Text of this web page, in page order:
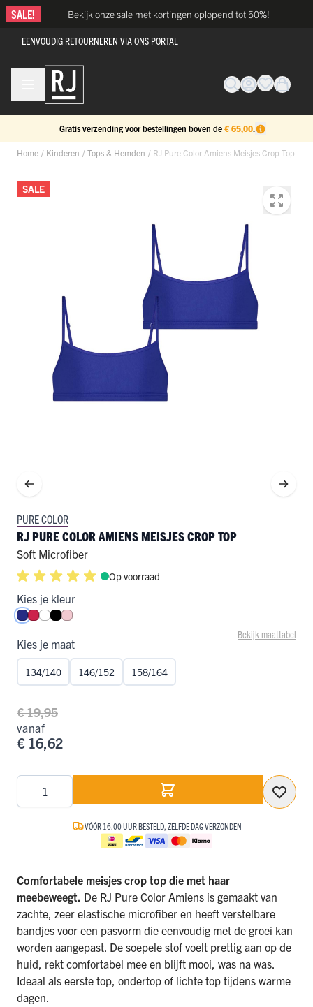
Ga naar de inhoud
SALE! Bekijk onze sale met kortingen oplopend tot 50%!
EENVOUDIG RETOURNEREN VIA ONS PORTAL
Gratis verzending voor bestellingen boven de € 65,00.
Home / Kinderen / Tops & Hemden / RJ Pure Color Amiens Meisjes Crop Top
SALE
PURE COLOR
RJ PURE COLOR AMIENS MEISJES CROP TOP
Soft Microfiber
Op voorraad
Kies je kleur
Royal Blue
Rood
WitZwartRoze
Bekijk maattabel
Kies je maat
134/140 146/152 158/164
€ 19,95
vanaf
€ 16,62
VÓÓR 16.00 UUR BESTELD, ZELFDE DAG VERZONDEN
Comfortabele meisjes crop top die met haar
meebeweegt. De RJ Pure Color Amiens is gemaakt van
zachte, zeer elastische microfiber en heeft verstelbare
bandjes voor een pasvorm die eenvoudig met de groei kan
worden aangepast. De soepele stof voelt prettig aan op de
huid, rekt comfortabel mee en blijft mooi, was na was.
Ideaal als eerste top, ondertop of lichte top tijdens warme
dagen.